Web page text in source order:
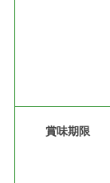
賞味期限